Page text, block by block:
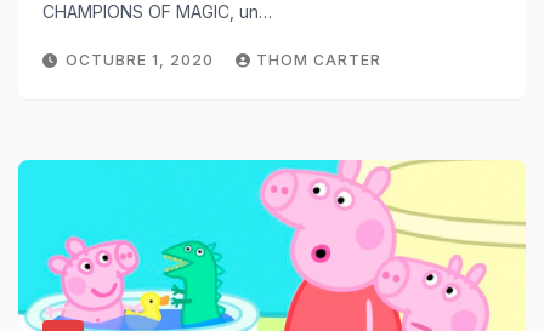
CHAMPIONS OF MAGIC, un…
OCTUBRE 1, 2020 THOM CARTER